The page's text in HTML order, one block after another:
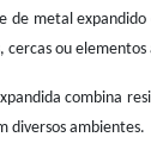
de metal
cercas ou
combina
diversos ambientes.